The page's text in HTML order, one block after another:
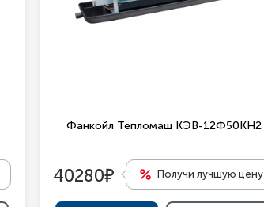
Фанкойл Тепломаш КЭВ-12Ф50КН2
40280е Получи лучшую цену